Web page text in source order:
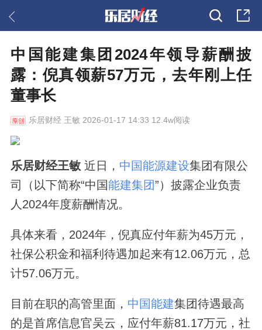
中国能建集团2024年领导薪酬披
露：倪真领薪57万元，去年刚上任
董事长
乐居财经王敏 2026-01-17 14:33 12.4w阅读
乐居财经王敏 近日， 中国能源建设集团有限公
司（以下简称“中国能建集团”）披露企业负责
人2024年度薪酬情况。
具体来看，2024年，倪真应付年薪为45万元，
社保公积金和福利待遇加起来有12.06万元，总
计57.06万元。
目前在职的高管里面， 中国能建集团待遇最高
的是首席信息官吴云，应付年薪81.17万元，社